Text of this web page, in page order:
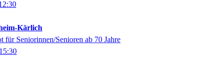
Kärlich
Seniorinnen/Senioren ab 70 Jahre